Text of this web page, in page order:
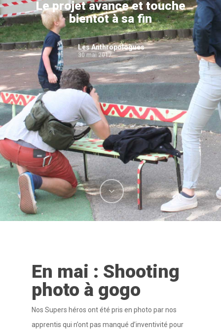
Le projet avance et touche
bientôt à sa fin
Les Anthropologues
30 mai 2017
En mai : Shooting
photo à gogo
Nos Supers héros ont été pris en photo par nos
apprentis qui n’ont pas manqué d’inventivité pour